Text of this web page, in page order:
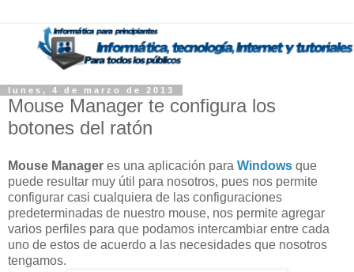
lunes, 4 de marzo de 2013
Mouse Manager te configura los
botones del ratón
Mouse Manager es una aplicación para Windows que
puede resultar muy útil para nosotros, pues nos permite
configurar casi cualquiera de las configuraciones
predeterminadas de nuestro mouse, nos permite agregar
varios perfiles para que podamos intercambiar entre cada
uno de estos de acuerdo a las necesidades que nosotros
tengamos.